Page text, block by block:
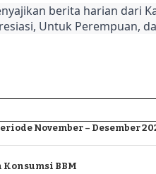
berita harian dari
Untuk Perempuan,
November – Desember
BBM